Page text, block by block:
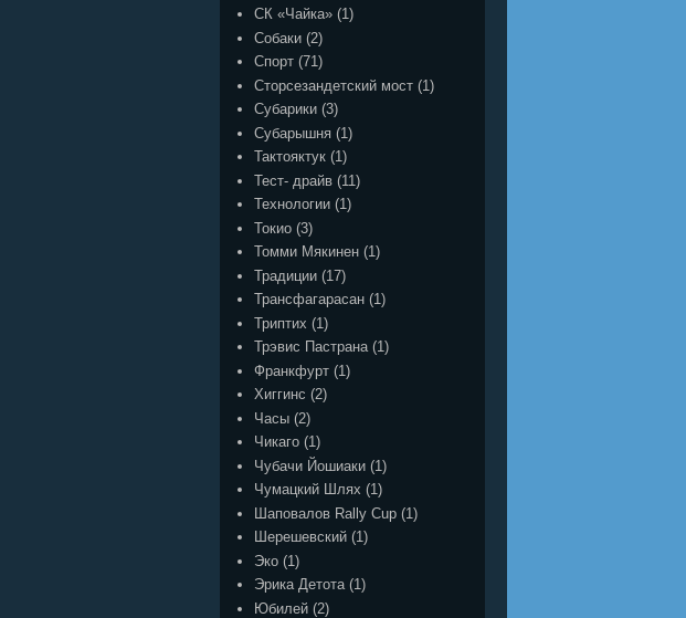
СК «Чайка» (1)
Собаки (2)
Спорт (71)
Сторсезандетский мост (1)
Субарики (3)
Субарышня (1)
Тактояктук (1)
Тест- драйв (11)
Технологии (1)
Токио (3)
Томми Мякинен (1)
Традиции (17)
Трансфагарасан (1)
Триптих (1)
Трэвис Пастрана (1)
Франкфурт (1)
Хиггинс (2)
Часы (2)
Чикаго (1)
Чубачи Йошиаки (1)
Чумацкий Шлях (1)
Шаповалов Rally Cup (1)
Шерешевский (1)
Эко (1)
Эрика Детота (1)
Юбилей (2)